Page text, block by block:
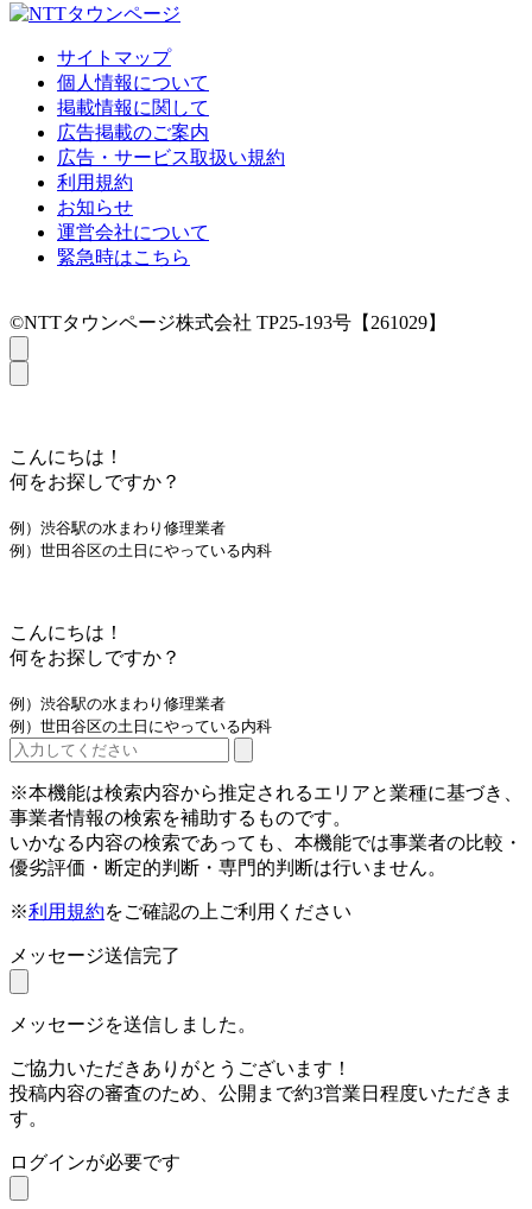
サイトマップ
個人情報について
掲載情報に関して
広告掲載のご案内
広告・サービス取扱い規約
利用規約
お知らせ
運営会社について
緊急時はこちら
©NTTタウンページ株式会社 TP25-193号【261029】
こんにちは！
何をお探しですか？
例）渋谷駅の水まわり修理業者
例）世田谷区の土日にやっている内科
こんにちは！
何をお探しですか？
例）渋谷駅の水まわり修理業者
例）世田谷区の土日にやっている内科
※本機能は検索内容から推定されるエリアと業種に基づき、
事業者情報の検索を補助するものです。
いかなる内容の検索であっても、本機能では事業者の比較・
優劣評価・断定的判断・専門的判断は行いません。
※利用規約をご確認の上ご利用ください
メッセージ送信完了
メッセージを送信しました。
ご協力いただきありがとうございます！
投稿内容の審査のため、公開まで約3営業日程度いただきま
す。
ログインが必要です